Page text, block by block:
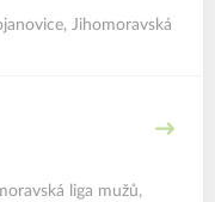
, Jihomoravská
liga mužů,